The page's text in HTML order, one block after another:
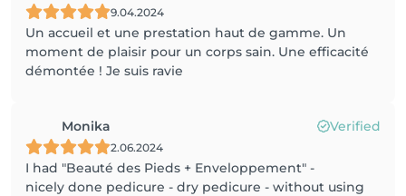
9.04.2024
Un accueil et une prestation haut de gamme. Un
moment de plaisir pour un corps sain. Une efficacité
démontée ! Je suis ravie
Monika Verified
2.06.2024
I had "Beauté des Pieds + Enveloppement" -
nicely done pedicure - dry pedicure - without using